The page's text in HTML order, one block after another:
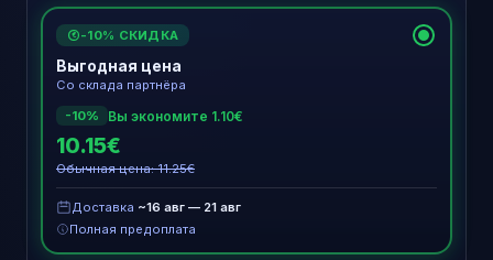
€ -10% СКИДКА
Выгодная цена
Со склада партнёра
-10%
Вы экономите 1.10€
10.15€
Обычная цена: 11.25€
Доставка ~16 авг — 21 авг
Полная предоплата